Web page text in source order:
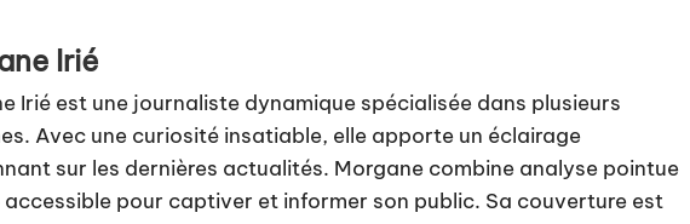
Irié
Irié est une journaliste dynamique spécialisée dans plusieurs
Avec une curiosité insatiable, elle apporte un éclairage
sur les dernières actualités. Morgane combine analyse pointue
pour captiver et informer son public. Sa couverture est